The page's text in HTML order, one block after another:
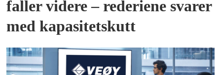
faller videre – rederiene svarer
med kapasitetskutt